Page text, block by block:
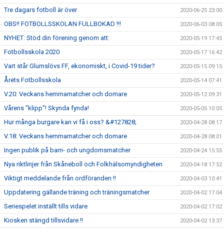
Tre dagars fotboll är över 2020-06-25 23:00
OBS!! FOTBOLLSSKOLAN FULLBOKAD !!! 2020-06-03 08:05
NYHET: Stöd din förening genom att: 2020-05-19 17:45
Fotbollsskola 2020 2020-05-17 16:42
Vart står Glumslövs FF, ekonomiskt, i Covid-19 tider? 2020-05-15 09:15
Årets Fotbollsskola 2020-05-14 07:41
V.20: Veckans hemmamatcher och domare 2020-05-12 09:31
Vårens "klipp"! Skynda fynda! 2020-05-05 10:05
Hur många burgare kan vi få i oss? &#127828; 2020-04-28 08:17
V.18: Veckans hemmamatcher och domare 2020-04-28 08:01
Ingen publik på barn- och ungdomsmatcher 2020-04-24 15:55
Nya riktlinjer från Skåneboll och Folkhälsomyndigheten 2020-04-18 17:52
Viktigt meddelande från ordföranden !! 2020-04-03 10:41
Uppdatering gällande träning och träningsmatcher 2020-04-02 17:04
Seriespelet inställt tills vidare 2020-04-02 17:02
Kiosken stängd tillsvidare !! 2020-04-02 13:37